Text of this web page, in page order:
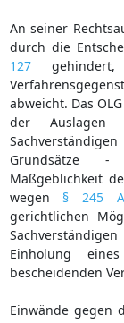
An seiner
durch die
127gehindert,
abweicht. Das
der Auslagen
Grundsätze -
Maßgeblichkeit
wegen § 245
gerichtlichen
Einholung
bescheidenden
Einwände gegen